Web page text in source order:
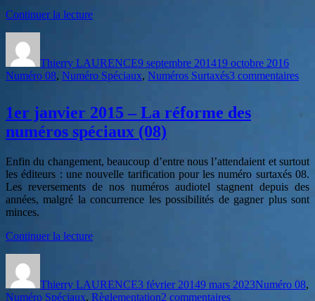
surtaxé.
Continuer la lecturede
d’achat
avec
surtaxés »
Thierry LAURENCE9 septembre 201419 octobre 2016
Numéro 08, Numéro Spéciaux, Numéros Surtaxés3 commentairessur
1er janvier 2015 – La réforme des
numéros spéciaux (08)
Enfin du changement, beaucoup d’entre nous l’attendaient et surtout
les éditeurs : une nouvelle tarification pour les numéro surtaxés 08.
Les reversements de nos numéros audiotel stagnent depuis des
années, malgré la concurrence les possibilités de gagner plus sont
minces.
Continuer la lecturede
–
Thierry LAURENCE3 février 20149 mars 2023Numéro 08,
Numéro Spéciaux, Règlementation2 commentairessur